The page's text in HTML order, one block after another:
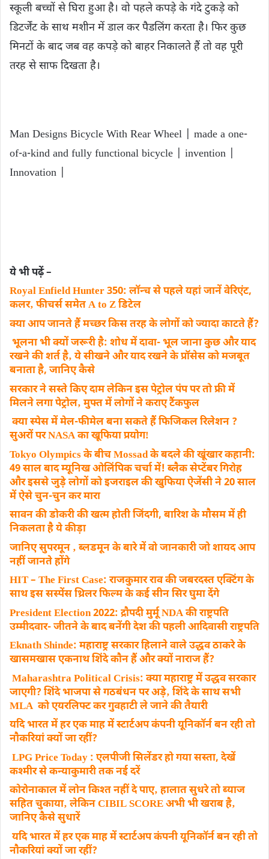
स्कूली बच्चों से घिरा हुआ है। वो पहले कपड़े के गंदे टुकड़े को
डिटर्जेंट के साथ मशीन में डाल कर पैडलिंग करता है। फिर कुछ
मिनटों के बाद जब वह कपड़े को बाहर निकालते हैं तो वह पूरी
तरह से साफ दिखता है।
Man Designs Bicycle With Rear Wheel | made a one-
of-a-kind and fully functional bicycle | invention |
Innovation |
ये भी पढ़ें –
Royal Enfield Hunter 350: लॉन्च से पहले यहां जानें वेरिएंट,
कलर‚ फीचर्स समेत A to Z डिटेल
क्या आप जानते हैं मच्छर किस तरह के लोगों को ज्यादा काटते हैं?
भूलना भी क्यों जरूरी है: शोध में दावा- भूल जाना कुछ और याद
रखने की शर्त है‚ ये सीखने और याद रखने के प्रॉसेस को मजबूत
बनाता है, जानिए कैसे
सरकार ने सस्ते किए दाम लेकिन इस पेट्रोल पंप पर तो फ्री में
मिलने लगा पेट्रोल‚ मुफ्त में लोगों ने कराए टैंकफुल
क्या स्पेस में मेल-फीमेल बना सकते हैं फिजिकल रिलेशन ?
सुअरों पर NASA का खूफिया प्रयोगǃ
Tokyo Olympics के बीच Mossad के बदले की खूंखार कहानी:
49 साल बाद म्यूनिख ओलिंपिक चर्चा में! ब्लैक सेप्टेंबर गिरोह
और इससे जुड़े लोगों को इजराइल की खुफिया ऐजेंसी ने 20 साल
में ऐसे चुन-चुन करमारा
सावन की डोकरी की खत्म होती जिंदगी, बारिश के मौसम में ही
निकलता है ये कीड़ा
जानिए सुपरमून ‚ ब्लडमून के बारे में वो जानकारी जो शायद आप
नहीं जानते होंगे
HIT – The First Case: राजकुमार राव की जबरदस्त एक्टिंग के
साथ इस सस्पेंस थ्रिलर फिल्म के कई सीन सिर घुमा देंगे
President Election 2022: द्रौपदी मुर्मू NDA की राष्ट्रपति
उम्मीदवार- जीतने के बाद बनेंगी देश की पहली आदिवासी राष्ट्रपति
Eknath Shinde: महाराष्ट्र सरकार हिलाने वाले उद्धव ठाकरे के
खासमखास एकनाथ शिंदे कौन हैं और क्यों नाराज हैं?
Maharashtra Political Crisis: क्या महाराष्ट्र में उद्धव सरकार
जाएगी? शिंदे भाजपा से गठबंधन पर अड़े‚ शिंदे के साथ सभी
MLA को एयरलिफ्ट कर गुवहाटी ले जाने की तैयारी
यदि भारत में हर एक माह में स्टार्टअप कंपनी यूनिकॉर्न बन रही तो
नौकरियां क्यों जा रहीं?
LPG Price Today : एलपीजी सिलेंडर हो गया सस्ता, देखें
कश्मीर से कन्याकुमारी तक नई दरें
कोरोनाकाल में लोन किश्त नहीं दे पाए‚ हालात सुधरे तो ब्याज
सहित चुकाया‚ लेकिन CIBIL SCORE अभी भी खराब है‚
जानिए कैसे सुधारें
यदि भारत में हर एक माह में स्टार्टअप कंपनी यूनिकॉर्न बन रही तो
नौकरियां क्यों जा रहीं?